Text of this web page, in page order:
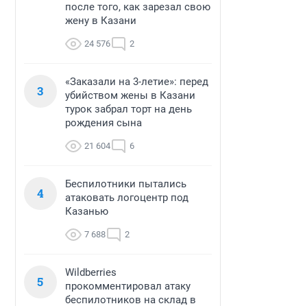
после того, как зарезал свою
жену в Казани
24 576 2
3
«Заказали на 3-летие»: перед
убийством жены в Казани
турок забрал торт на день
рождения сына
21 604 6
4
Беспилотники пытались
атаковать логоцентр под
Казанью
7 688 2
5
Wildberries
прокомментировал атаку
беспилотников на склад в